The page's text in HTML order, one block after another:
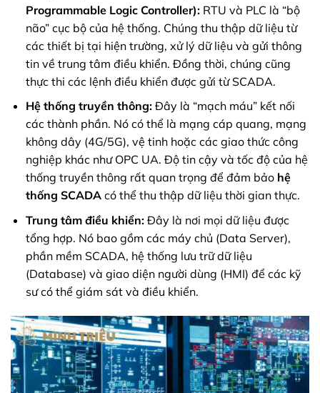
Programmable Logic Controller):RTU và PLC là “bộ
não” cục bộ của hệ thống. Chúng thu thập dữ liệu từ
các thiết bị tại hiện trường, xử lý dữ liệu và gửi thông
tin về trung tâm điều khiển. Đồng thời, chúng cũng
thực thi các lệnh điều khiển được gửi từ SCADA.
Hệ thống truyền thông:Đây là “mạch máu” kết nối
các thành phần. Nó có thể là mạng cáp quang, mạng
không dây (4G/5G), vệ tinh hoặc các giao thức công
nghiệp khác như OPC UA. Độ tin cậy và tốc độ của hệ
thống truyền thông rất quan trọng để đảm bảo hệ
thống SCADAcó thể thu thập dữ liệu thời gian thực.
Trung tâm điều khiển:Đây là nơi mọi dữ liệu được
tổng hợp. Nó bao gồm các máy chủ (Data Server),
phần mềm SCADA, hệ thống lưu trữ dữ liệu
(Database) và giao diện người dùng (HMI) để các kỹ
sư có thể giám sát và điều khiển.